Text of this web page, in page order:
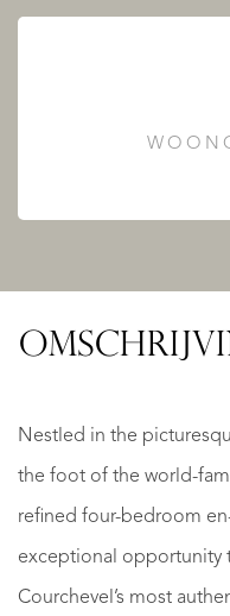
Nestled in the
the foot of the world-
refined four-bedroom
exceptional opportunity
Courchevel’s most